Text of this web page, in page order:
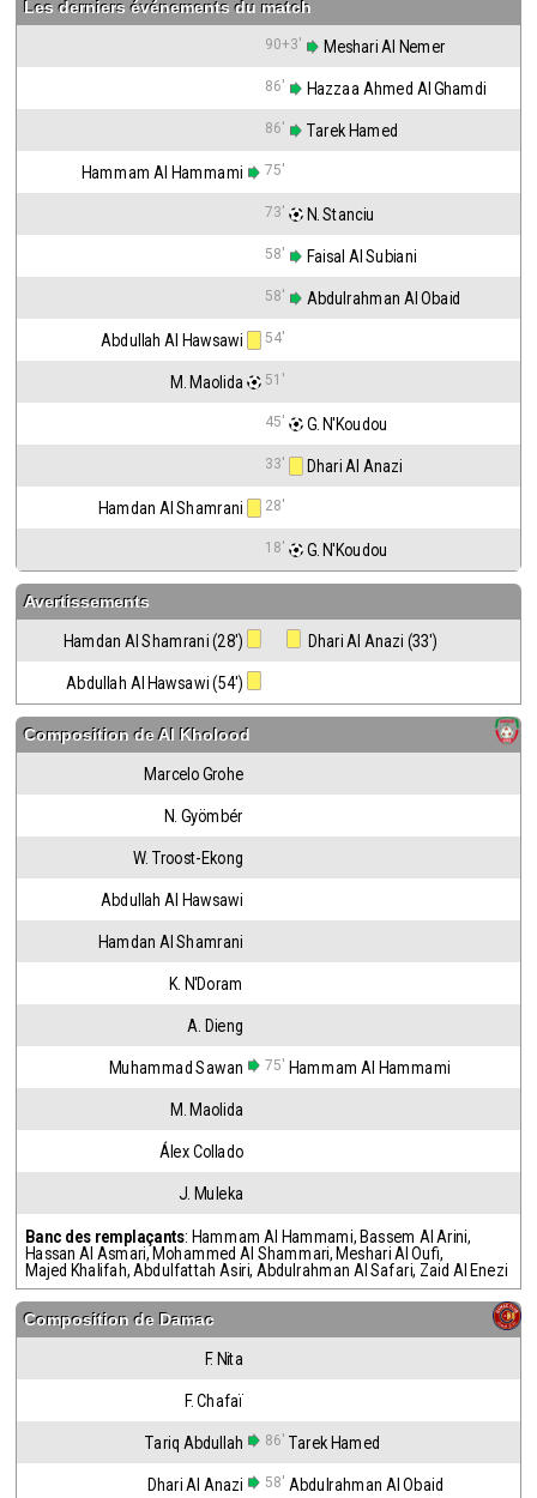
Les derniers événements du match
90+3' Meshari Al Nemer
86' Hazzaa Ahmed Al Ghamdi
86' Tarek Hamed
Hammam Al Hammami 75'
73' N. Stanciu
58' Faisal Al Subiani
58' Abdulrahman Al Obaid
Abdullah Al Hawsawi 54'
M. Maolida 51'
45' G. N'Koudou
33' Dhari Al Anazi
Hamdan Al Shamrani 28'
18' G. N'Koudou
Avertissements
Hamdan Al Shamrani (28') Dhari Al Anazi (33')
Abdullah Al Hawsawi (54')
Composition deAl Kholood
Marcelo Grohe
N. Gyömbér
W. Troost-Ekong
Abdullah Al Hawsawi
Hamdan Al Shamrani
K. N'Doram
A. Dieng
Muhammad Sawan 75' Hammam Al Hammami
M. Maolida
Álex Collado
J. Muleka
Banc des remplaçants: Hammam Al Hammami, Bassem Al Arini,
Hassan Al Asmari, Mohammed Al Shammari, Meshari Al Oufi,
Majed Khalifah, Abdulfattah Asiri, Abdulrahman Al Safari, Zaid Al Enezi
Composition de Damac
F. Nita
F. Chafaï
Tariq Abdullah 86' Tarek Hamed
Dhari Al Anazi 58' Abdulrahman Al Obaid